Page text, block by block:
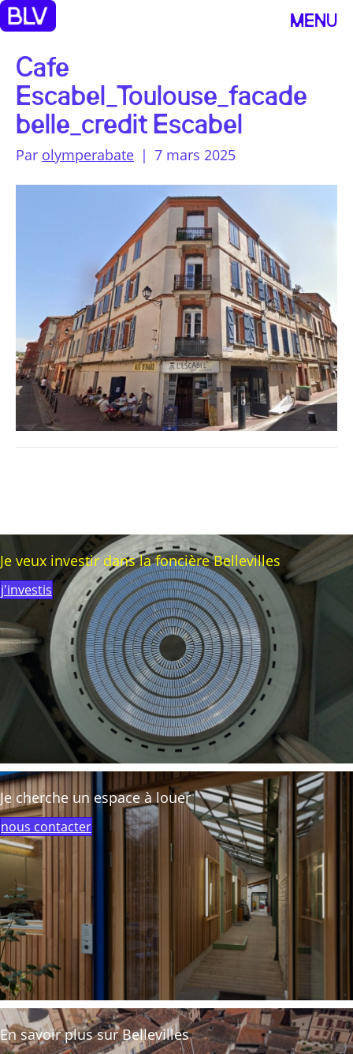
MENU
Cafe
Escabel_Toulouse_facade
belle_credit Escabel
Par olymperabate | 7 mars 2025
Je veux investir dans la foncière Bellevilles
j'investis
Je cherche un espace à louer
nous contacter
En savoir plus sur Bellevilles